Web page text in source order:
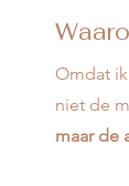
Omdat
niet de
maar de